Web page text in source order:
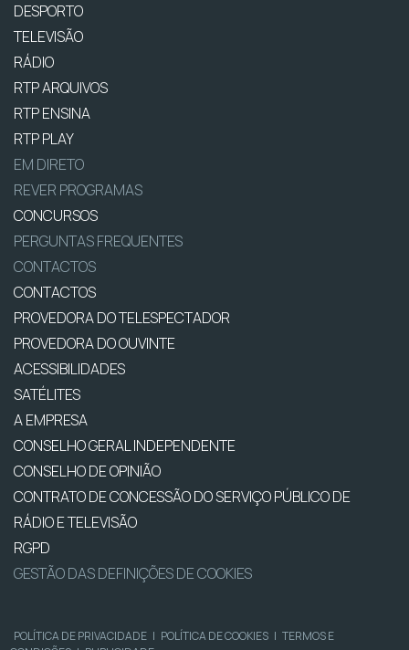
DESPORTO
TELEVISÃO
RÁDIO
RTP ARQUIVOS
RTP ENSINA
RTP PLAY
EM DIRETO
REVER PROGRAMAS
CONCURSOS
PERGUNTAS FREQUENTES
CONTACTOS
CONTACTOS
PROVEDORA DO TELESPECTADOR
PROVEDORA DO OUVINTE
ACESSIBILIDADES
SATÉLITES
A EMPRESA
CONSELHO GERAL INDEPENDENTE
CONSELHO DE OPINIÃO
CONTRATO DE CONCESSÃO DO SERVIÇO PÚBLICO DE
RÁDIO E TELEVISÃO
RGPD
GESTÃO DAS DEFINIÇÕES DE COOKIES
POLÍTICA DE PRIVACIDADE | POLÍTICA DE COOKIES | TERMOS E